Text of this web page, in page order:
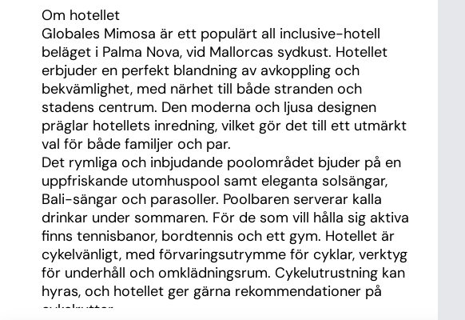
Om hotellet
Globales Mimosa är ett populärt all inclusive-hotell
beläget i Palma Nova, vid Mallorcas sydkust. Hotellet
erbjuder en perfekt blandning av avkoppling och
bekvämlighet, med närhet till både stranden och
stadens centrum. Den moderna och ljusa designen
präglar hotellets inredning, vilket gör det till ett utmärkt
val för både familjer och par.
Det rymliga och inbjudande poolområdet bjuder på en
uppfriskande utomhuspool samt eleganta solsängar,
Bali-sängar och parasoller. Poolbaren serverar kalla
drinkar under sommaren. För de som vill hålla sig aktiva
finns tennisbanor, bordtennis och ett gym. Hotellet är
cykelvänligt, med förvaringsutrymme för cyklar, verktyg
för underhåll och omklädningsrum. Cykelutrustning kan
hyras, och hotellet ger gärna rekommendationer på
cykelrutter.